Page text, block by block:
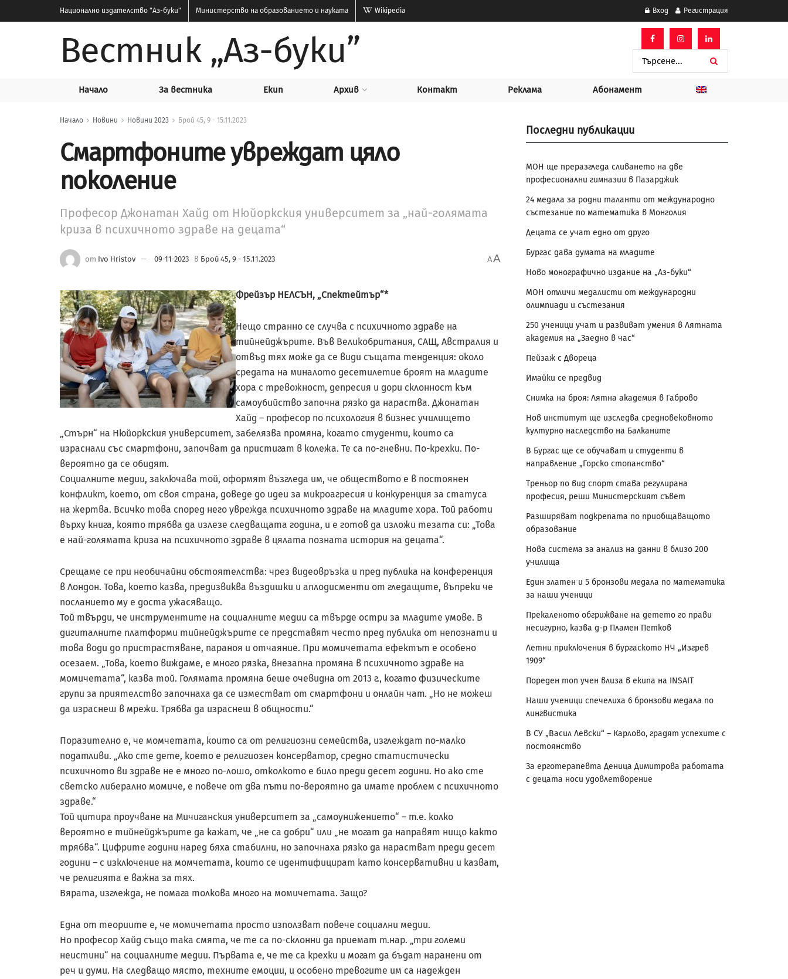
Национално издателство "Аз-буки" Министерство на образованието и науката Wikipedia Вход Регистрация
Вестник „Аз-буки”
Начало За вестника Екип Архив Контакт Реклама Абонамент
Начало Новини Новини 2023 Брой 45, 9 - 15.11.2023
Смартфоните увреждат цяло
поколение
Професор Джонатан Хайд от Нюйоркския университет за „най-голямата
криза в психичното здраве на децата“
от Ivo Hristov 09-11-2023 в Брой 45, 9 - 15.11.2023 AA
Фрейзър НЕЛСЪН, „Спектейтър“*
Нещо странно се случва с психичното здраве на
тийнейджърите. Във Великобритания, САЩ, Австралия и
отвъд тях може да се види същата тенденция: около
средата на миналото десетилетие броят на младите
хора с тревожност, депресия и дори склонност към
самоубийство започна рязко да нараства. Джонатан
Хайд – професор по психология в бизнес училището
„Стърн“ на Нюйоркския университет, забелязва промяна, когато студенти, които са
израснали със смартфони, започват да пристигат в колежа. Те са по-гневни. По-крехки. По-
вероятно да се обидят.
Социалните медии, зак­лючава той, оформят възгледа им, че обществото е в постоянен
конфликт, което, от своя страна, доведе до идеи за микроаг­ресия и конкуренция за статуса
на жертва. Всичко това според него уврежда психичното здраве на младите хора. Той работи
върху книга, която трябва да излезе следващата година, и е готов да изложи тезата си: „Това
е най-голямата криза на психичното здраве в цялата позната история на децата“.
Срещаме се при необичайни обстоятелства: чрез видеовръзка и пред публика на конференция
в Лондон. Това, което казва, предизвиква въздишки и аплодисменти от гледащите, въпреки че
посланието му е доста ужасяващо.
Той твърди, че инструментите на социалните медии са твърде остри за младите умове. В
дигиталните платформи тийн­ейджърите се представят често пред публика от непознати и
това води до пристрастяване, параноя и отчаяние. При момичетата ефектът е особено
осезаем. „Това, което виждаме, е много рязка, внезапна промяна в психичното здраве на
момичетата“, казва той. Голямата промяна беше очевидна от 2013 г., когато физическите
групи за приятелство започнаха да се изместват от смартфони и онлайн чат. „Но не можеш
да израснеш в мрежи. Трябва да израснеш в общности.“
Поразително е, че момчетата, които са от религиозни семейства, изглеждат по-малко
податливи. „Ако сте дете, което е религиозен консерватор, средно статистически
психичното ви здраве не е много по-лошо, отколкото е било преди десет години. Но ако сте
светско либерално момиче, е повече от два пъти по-вероятно да имате проблем с психичното
здраве.“
Той цитира проучване на Мичиганския университет за „самоунижението“ – т.е. колко
вероятно е тийн­ейджърите да кажат, че „не са добри“ или „не могат да направят нищо както
трябва“. Цифрите години наред бяха стабилни, но започнаха рязко да нарастват преди десет
години – с изключение на момчетата, които се идентифицират като консервативни и казват,
че религията е важна за тях.
Вярата, изглежда, не помага толкова много на момичетата. Защо?
Една от теориите е, че момичетата просто използват повече социални медии.
Но професор Хайд също така смята, че те са по-склонни да приемат т.нар. „три големи
неистини“ на социалните медии. Първата е, че те са крехки и могат да бъдат наранени от
реч и думи. На следващо място, техните емоции, и особено тревогите им са надежден
Последни публикации
МОН ще преразгледа сливането на две
професионални гимназии в Пазарджик
24 медала за родни таланти от международно
състезание по математика в Монголия
Децата се учат едно от друго
Бургас дава думата на младите
Ново монографично издание на „Аз-буки“
МОН отличи медалисти от международни
олимпиади и състезания
250 ученици учат и развиват умения в Лятната
академия на „Заедно в час“
Пейзаж с Двореца
Имайки се предвид
Снимка на броя: Лятна академия в Габрово
Нов институт ще изследва средновековното
културно наследство на Балканите
В Бургас ще се обучават и студенти в
направление „Горско стопанство“
Треньор по вид спорт става регулирана
професия, реши Министерският съвет
Разширяват подкрепата по приобщаващото
образование
Нова система за анализ на данни в близо 200
училища
Един златен и 5 бронзови медала по математика
за наши ученици
Прекаленото обгрижване на детето го прави
несигурно, казва д-р Пламен Петков
Летни приключения в бургаското НЧ „Изгрев
1909“
Пореден топ учен влиза в екипа на INSAIT
Наши ученици спечелиха 6 бронзови медала по
лингвистика
В СУ „Васил Левски“ – Карлово, градят успехите с
постоянство
За ерготерапевта Деница Димитрова работата
с децата носи удовлетворение